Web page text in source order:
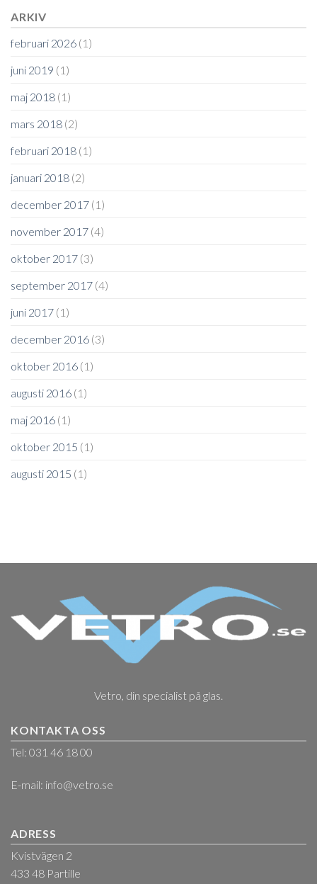
ARKIV
februari 2026 (1)
juni 2019 (1)
maj 2018 (1)
mars 2018 (2)
februari 2018 (1)
januari 2018 (2)
december 2017 (1)
november 2017 (4)
oktober 2017 (3)
september 2017 (4)
juni 2017 (1)
december 2016 (3)
oktober 2016 (1)
augusti 2016 (1)
maj 2016 (1)
oktober 2015 (1)
augusti 2015 (1)
Vetro, din specialist på glas.
KONTAKTA OSS
Tel: 031 46 18 00
E-mail: info@vetro.se
ADRESS
Kvistvägen 2
433 48 Partille